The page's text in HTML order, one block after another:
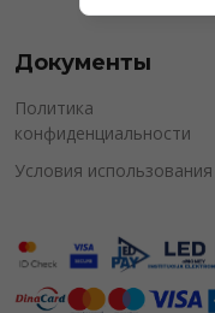
Документы
Политика
конфиденциальности
Условия использования